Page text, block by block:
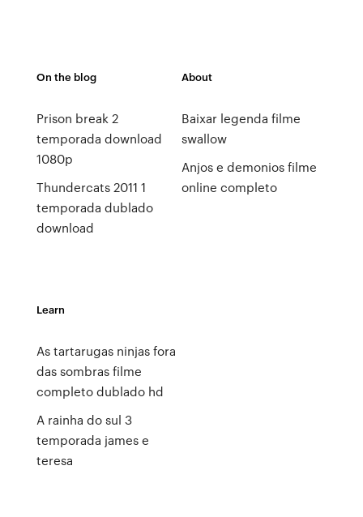
On the blog
Prison break 2
temporada download
1080p
Thundercats 2011 1
temporada dublado
download
About
Baixar legenda filme
swallow
Anjos e demonios filme
online completo
Learn
As tartarugas ninjas fora
das sombras filme
completo dublado hd
A rainha do sul 3
temporada james e
teresa